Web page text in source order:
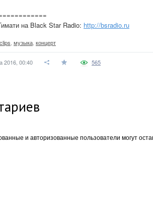
на Black Star Radio: http://bsradio.ru
музыка концерт
2016, 00:40 565
и авторизованные пользователи могут